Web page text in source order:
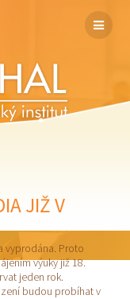
JIŽ V
vyprodána. Proto
výuky již 18.
jeden rok.
budou probíhat v